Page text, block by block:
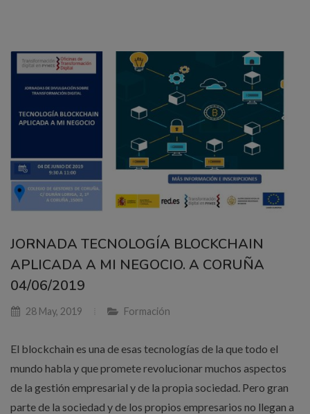
JORNADA TECNOLOGÍA BLOCKCHAIN
APLICADA A MI NEGOCIO. A CORUÑA
04/06/2019
28 May, 2019 Formación
El blockchain es una de esas tecnologías de la que todo el
mundo habla y que promete revolucionar muchos aspectos
de la gestión empresarial y de la propia sociedad. Pero gran
parte de la sociedad y de los propios empresarios no llegan a